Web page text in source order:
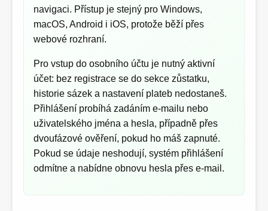
navigaci. Přístup je stejný pro Windows,
macOS, Android i iOS, protože běží přes
webové rozhraní.
Pro vstup do osobního účtu je nutný aktivní
účet: bez registrace se do sekce zůstatku,
historie sázek a nastavení plateb nedostaneš.
Přihlášení probíhá zadáním e‑mailu nebo
uživatelského jména a hesla, případně přes
dvoufázové ověření, pokud ho máš zapnuté.
Pokud se údaje neshodují, systém přihlášení
odmítne a nabídne obnovu hesla přes e‑mail.